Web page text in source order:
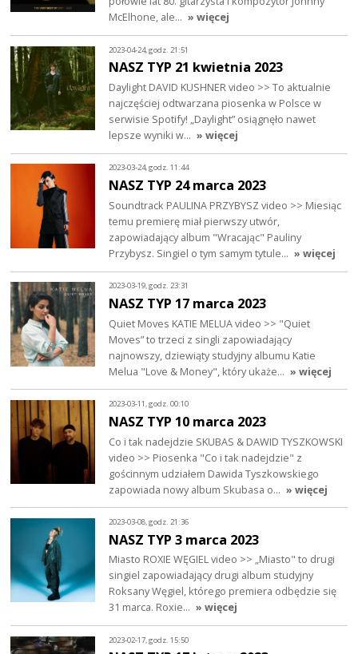
McElhone, ale… » więcej
2023-04-24, godz. 21:51
NASZ TYP 21 kwietnia 2023
Daylight DAVID KUSHNER video >> To aktualnie
najczęściej odtwarzana piosenka w Polsce w
serwisie Spotify! „Daylight” osiągnęło nawet
lepsze wyniki w… » więcej
2023-03-24, godz. 11:44
NASZ TYP 24 marca 2023
Soundtrack PAULINA PRZYBYSZ video >> Miesiąc
temu premierę miał pierwszy utwór,
zapowiadający album "Wracając" Pauliny
Przybysz. Singiel o tym samym tytule… » więcej
2023-03-19, godz. 23:31
NASZ TYP 17 marca 2023
Quiet Moves KATIE MELUA video >> "Quiet
Moves” to trzeci z singli zapowiadający
najnowszy, dziewiąty studyjny albumu Katie
Melua "Love & Money", który ukaże… » więcej
2023-03-11, godz. 00:10
NASZ TYP 10 marca 2023
Co i tak nadejdzie SKUBAS & DAWID TYSZKOWSKI
video >> Piosenka "Co i tak nadejdzie" z
gościnnym udziałem Dawida Tyszkowskiego
zapowiada nowy album Skubasa o… » więcej
2023-03-08, godz. 21:36
NASZ TYP 3 marca 2023
Miasto ROXIE WĘGIEL video >> „Miasto" to drugi
singiel zapowiadający drugi album studyjny
Roksany Węgiel, którego premiera odbędzie się
31 marca. Roxie… » więcej
2023-02-17, godz. 15:50